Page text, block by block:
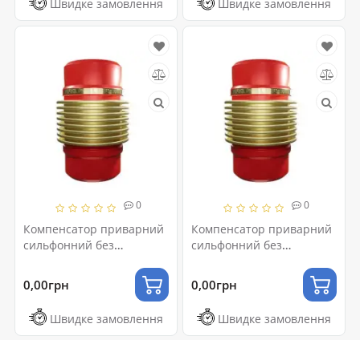
Швидке замовлення Швидке замовлення
0
Компенсатор приварний
сильфонний без
Ду200 L60
0,00грн
Швидке замовлення
0
Компенсатор приварний
сильфонний без
L30
0,00грн
Швидке замовлення